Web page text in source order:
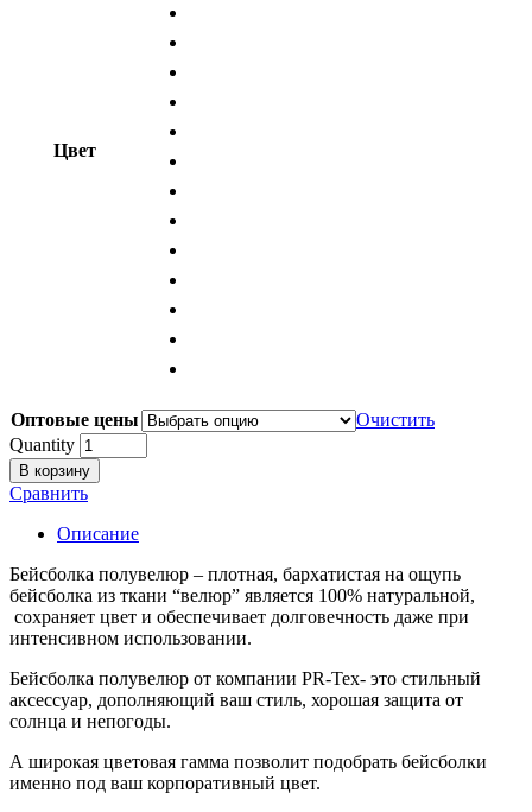
Цвет
Оптовые цены
Очистить
Quantity
В корзину
Сравнить
Описание
Бейсболка полувелюр – плотная, бархатистая на ощупь
бейсболка из ткани “велюр” является 100% натуральной,
сохраняет цвет и обеспечивает долговечность даже при
интенсивном использовании.
Бейсболка полувелюр от компании PR-Tex- это стильный
аксессуар, дополняющий ваш стиль, хорошая защита от
солнца и непогоды.
А широкая цветовая гамма позволит подобрать бейсболки
именно под ваш корпоративный цвет.